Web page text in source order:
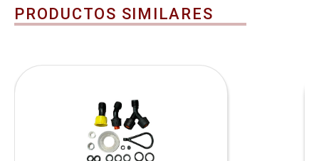
PRODUCTOS SIMILARES